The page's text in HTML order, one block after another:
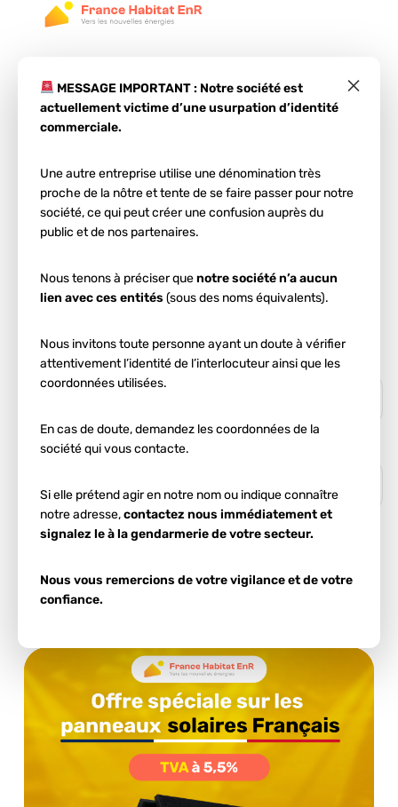
×
MESSAGE IMPORTANT : Notre société est
actuellement victime d’une usurpation d’identité
commerciale.
Une autre entreprise utilise une dénomination très
proche de la nôtre et tente de se faire passer pour notre
société, ce qui peut créer une confusion auprès du
public et de nos partenaires.
Nous tenons à préciser quenotre société n’a aucun
lien avec ces entités (sous des noms équivalents).
Nous invitons toute personne ayant un doute à vérifier
attentivement l’identité de l’interlocuteur ainsi que les
coordonnées utilisées.
En cas de doute, demandez les coordonnées de la
société qui vous contacte.
Si elle prétend agir en notre nom ou indique connaître
notre adresse,contactez nous immédiatement et
signalez le à la gendarmerie de votre secteur.
Nous vous remercions de votre vigilance et de votre
confiance.
Étape 1
Votre projet
Blagnac
Ces informations nous permettent d'estimer votre
Démarrer l'estimation